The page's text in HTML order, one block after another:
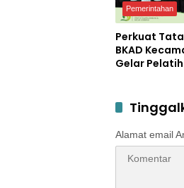
Pemerintahan
Perkuat
BKAD
Gelar
Alamat email